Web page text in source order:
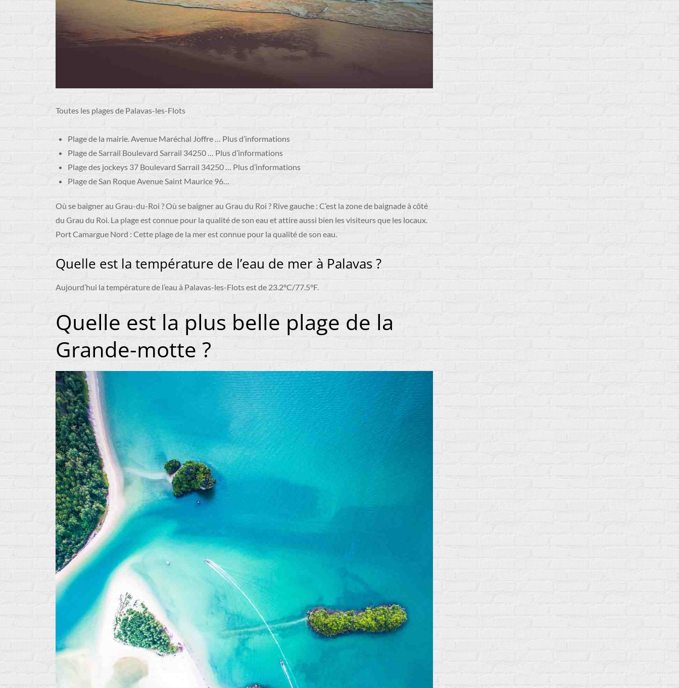
Toutes les plages de Palavas-les-Flots
Plage de la mairie. Avenue Maréchal Joffre … Plus d’informations
Plage de Sarrail Boulevard Sarrail 34250 … Plus d’informations
Plage des jockeys 37 Boulevard Sarrail 34250 … Plus d’informations
Plage de San Roque Avenue Saint Maurice 96…
Où se baigner au Grau-du-Roi ? Où se baigner au Grau du Roi ? Rive gauche : C’est la zone de baignade à côté
du Grau du Roi. La plage est connue pour la qualité de son eau et attire aussi bien les visiteurs que les locaux.
Port Camargue Nord : Cette plage de la mer est connue pour la qualité de son eau.
Quelle est la température de l’eau de mer à Palavas ?
Aujourd’hui la température de l’eau à Palavas-les-Flots est de 23.2°C/77.5°F.
Quelle est la plus belle plage de la
Grande-motte ?